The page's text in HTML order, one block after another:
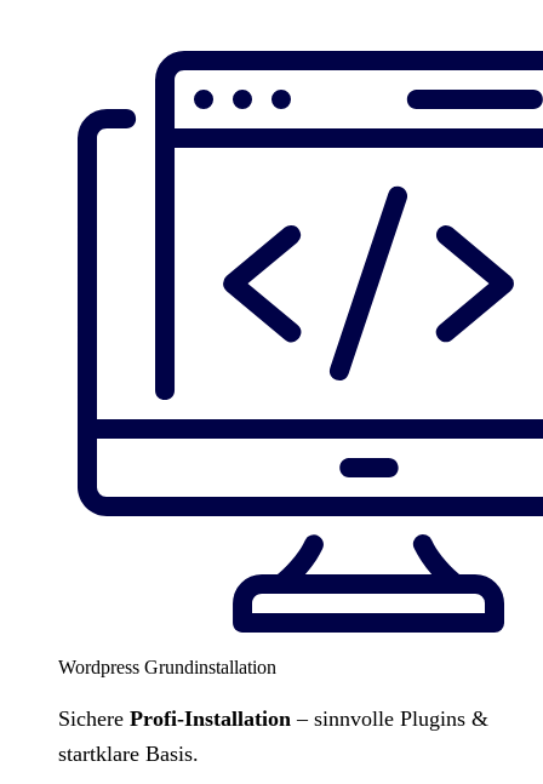
Wordpress Grundinstallation
Sichere Profi-Installation – sinnvolle Plugins &
startklare Basis.